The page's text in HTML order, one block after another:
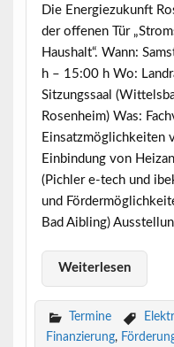
Die Energiezukunft
der offenen Tür
Haushalt“. Wann:
h – 15:00 h Wo:
Sitzungssaal
Rosenheim) Was:
Einsatzmöglichkeiten
Einbindung von
(Pichler e-tech und
und
Bad Aibling)
Weiterlesen
Termine
Finanzierung,